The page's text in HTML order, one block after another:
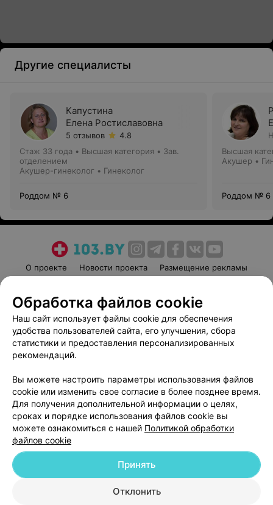
Другие специалисты
Капустина
Елена Ростиславовна
5 отзывов
4.8
Стаж 33 года • Высшая категория • Зав.
отделением
Акушер-гинеколог • Гинеколог
Роддом № 6
Высшая
Акушер •
Роддом № 6
О проекте Новости проекта
Размещение рекламы
Пользовательское соглашение
Способы оплаты
Вакансии
Партнеры
Написать руководителю 103.by
Обработка персональных данных
© 2026 ООО «Артокс Лаб», УНП 191700409
| 220012, Республика Беларусь,
Обработка файлов cookie
Наш сайт использует файлы cookie для обеспечения
удобства пользователей сайта, его улучшения, сбора
статистики и предоставления персонализированных
рекомендаций.
Вы можете настроить параметры использования файлов
cookie или изменить свое согласие в более позднее время.
Для получения дополнительной информации о целях,
сроках и порядке использования файлов cookie вы
можете ознакомиться с нашей Политикой обработки
файлов cookie
Отклонить
Принять